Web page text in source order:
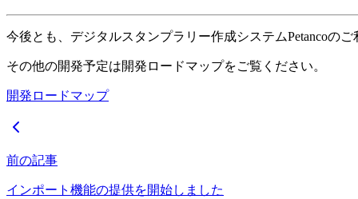
今後とも、デジタルスタンプラリー作成システムPetancoの
その他の開発予定は開発ロードマップをご覧ください。
開発ロードマップ
前の記事
インポート機能の提供を開始しました